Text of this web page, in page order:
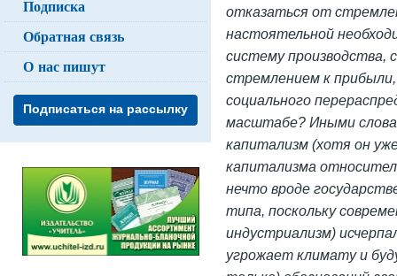
отказаться от
настоятельной
систему производства,
стремлением к
социального
масштабе? Иными
капитализм (хотя он
капитализма
нечто вроде
типа, поскольку
индустриализм)
угрожает климату и
Подписка
Обратная связь
О нас пишут
Подписаться на рассылку